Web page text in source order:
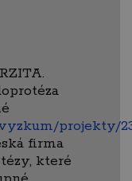
projekty/
firma
které